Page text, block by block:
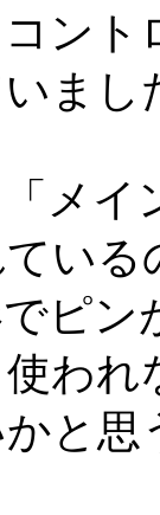
ン
まし
メイ
い
ピ
わ
と